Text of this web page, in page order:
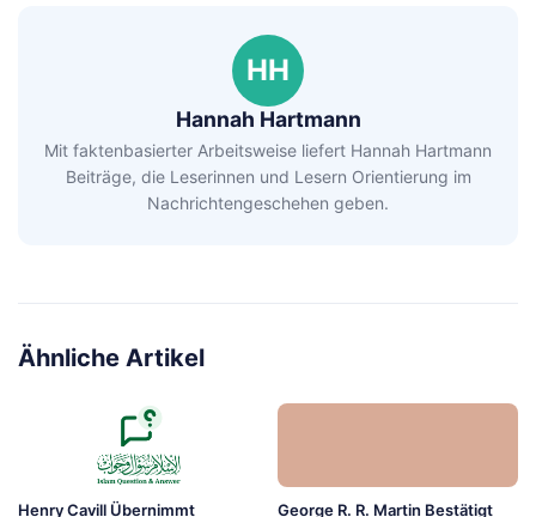
HH
Hannah Hartmann
Mit faktenbasierter Arbeitsweise liefert Hannah Hartmann
Beiträge, die Leserinnen und Lesern Orientierung im
Nachrichtengeschehen geben.
Ähnliche Artikel
Henry Cavill Übernimmt
George R. R. Martin Bestätigt